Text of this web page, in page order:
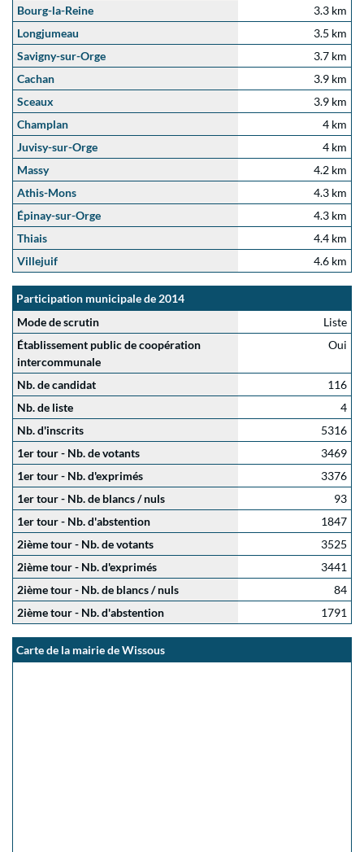
Bourg-la-Reine
3.3 km
Longjumeau
3.5 km
Savigny-sur-Orge
3.7 km
Cachan
3.9 km
Sceaux
3.9 km
Champlan
4 km
Juvisy-sur-Orge
4 km
Massy
4.2 km
Athis-Mons
4.3 km
Épinay-sur-Orge
4.3 km
Thiais
4.4 km
Villejuif
4.6 km
Participation municipale de 2014
Mode de scrutin
Liste
Établissement public de coopération
intercommunale
Oui
Nb. de candidat
116
Nb. de liste
4
Nb. d'inscrits
5316
1er tour - Nb. de votants
3469
1er tour - Nb. d'exprimés
3376
1er tour - Nb. de blancs / nuls
93
1er tour - Nb. d'abstention
1847
2ième tour - Nb. de votants
3525
2ième tour - Nb. d'exprimés
3441
2ième tour - Nb. de blancs / nuls
84
2ième tour - Nb. d'abstention
1791
Carte de la mairie de Wissous